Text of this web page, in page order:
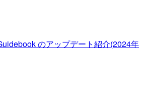
のアップデート紹介(2024年